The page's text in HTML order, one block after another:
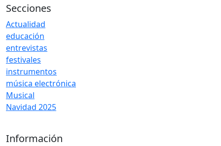
Secciones
Actualidad
educación
entrevistas
festivales
instrumentos
música electrónica
Musical
Navidad 2025
Información